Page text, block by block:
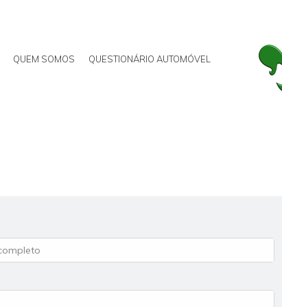
QUEM SOMOS QUESTIONÁRIO AUTOMÓVEL